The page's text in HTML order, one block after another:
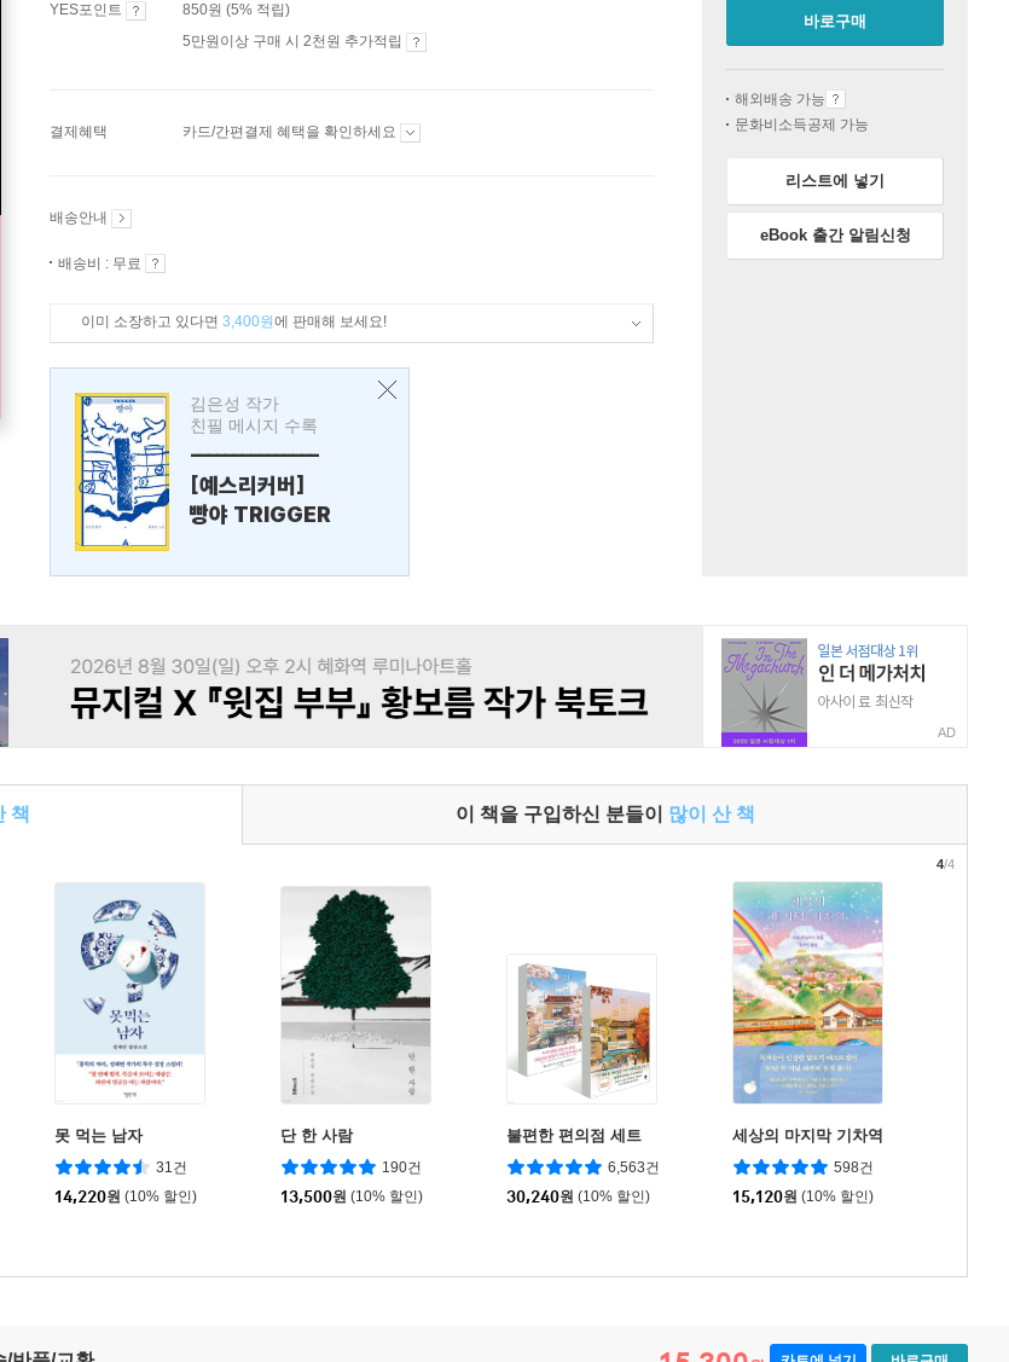
YES포인트
850원 (5% 적립)
5만원이상 구매 시 2천원 추가적립
결제혜택 카드/간편결제 혜택을 확인하세요
배송안내
배송비 : 무료
이미 소장하고 있다면 3,400원에 판매해 보세요!
김은성 작가
친필 메시지 수록
---------------
[예스리커버]
빵야 TRIGGER
바로구매
해외배송 가능
문화비소득공제 가능
리스트에 넣기
eBook 출간 알림신청
AD
책 이 책을 구입하신 분들이 많이 산 책
못 먹는 남자
31건
14,220원 (10% 할인)
단 한 사람
190건
13,500원 (10% 할인)
불편한 편의점 세트
6,563건
30,240원 (10% 할인)
세상의 마지막 기차역
598건
15,120원 (10% 할인)
4/4